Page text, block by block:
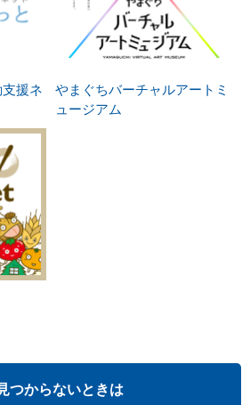
援ネ
やまぐちバーチャルアートミ
ュージアム
つからないときは